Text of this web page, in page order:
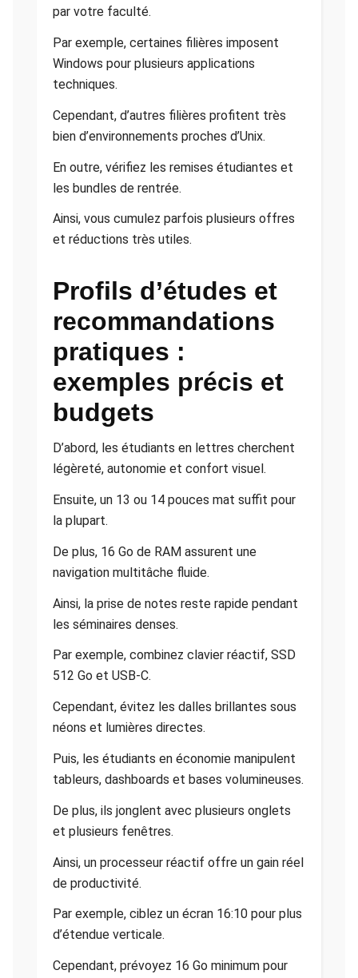
par votre faculté.
Par exemple, certaines filières imposent
Windows pour plusieurs applications
techniques.
Cependant, d’autres filières profitent très
bien d’environnements proches d’Unix.
En outre, vérifiez les remises étudiantes et
les bundles de rentrée.
Ainsi, vous cumulez parfois plusieurs offres
et réductions très utiles.
Profils d’études et
recommandations
pratiques :
exemples précis et
budgets
D’abord, les étudiants en lettres cherchent
légèreté, autonomie et confort visuel.
Ensuite, un 13 ou 14 pouces mat suffit pour
la plupart.
De plus, 16 Go de RAM assurent une
navigation multitâche fluide.
Ainsi, la prise de notes reste rapide pendant
les séminaires denses.
Par exemple, combinez clavier réactif, SSD
512 Go et USB-C.
Cependant, évitez les dalles brillantes sous
néons et lumières directes.
Puis, les étudiants en économie manipulent
tableurs, dashboards et bases volumineuses.
De plus, ils jonglent avec plusieurs onglets
et plusieurs fenêtres.
Ainsi, un processeur réactif offre un gain réel
de productivité.
Par exemple, ciblez un écran 16:10 pour plus
d’étendue verticale.
Cependant, prévoyez 16 Go minimum pour